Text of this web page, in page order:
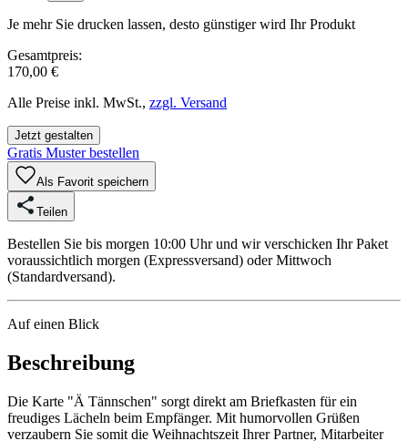
Je mehr Sie drucken lassen, desto günstiger wird Ihr Produkt
Gesamtpreis:
170,00 €
Alle Preise inkl. MwSt., zzgl. Versand
Jetzt gestalten
Gratis Muster bestellen
Als Favorit speichern
Teilen
Bestellen Sie bis morgen 10:00 Uhr und wir verschicken Ihr Paket
voraussichtlich morgen (Expressversand) oder Mittwoch
(Standardversand).
Auf einen Blick
Beschreibung
Die Karte "Ä Tännschen" sorgt direkt am Briefkasten für ein
freudiges Lächeln beim Empfänger. Mit humorvollen Grüßen
verzaubern Sie somit die Weihnachtszeit Ihrer Partner, Mitarbeiter